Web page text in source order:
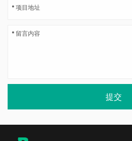
提交